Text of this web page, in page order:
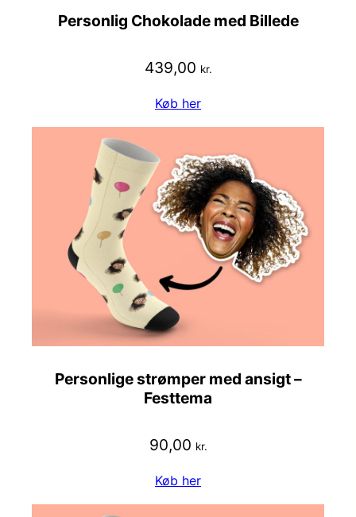
Personlig Chokolade med Billede
439,00 kr.
Køb her
Personlige strømper med ansigt –
Festtema
90,00 kr.
Køb her